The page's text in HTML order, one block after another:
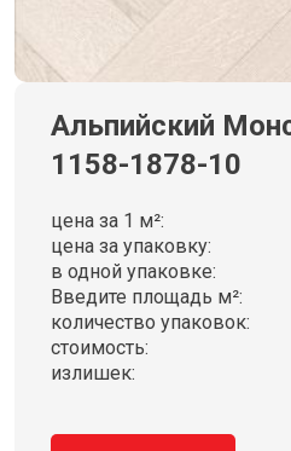
Альпийский
1158-1878-10
цена за 1 м²:
цена за упаковку:
в одной упаковке:
Введите площадь м²:
количество упаковок:
стоимость:
излишек: